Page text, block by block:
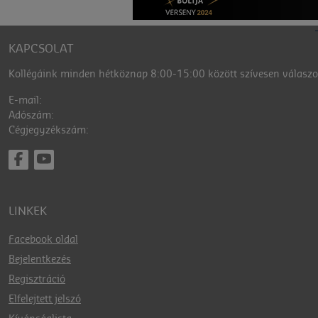
KAPCSOLAT
Kollégáink minden hétköznap 8:00-15:00 között szívesen
E-mail:
Adószám:
Cégjegyzékszám:
LINKEK
Facebook oldal
Bejelentkezés
Regisztráció
Elfelejtett jelszó